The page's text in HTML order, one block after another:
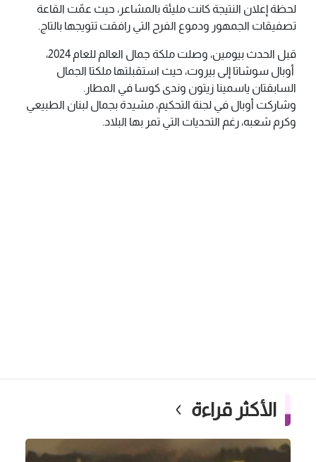
لحظة إعلان النتيجة كانت مليئة بالمشاعر، حيث عمّت القاعة
تصفيقات الجمهور ودموع الفرح التي رافقت تتويجها بالتاج.
قبل الحدث بيومين، وصلت ملكة جمال العالم للعام 2024،
أوبال سوشاتا إلى بيروت، حيث استقبلتها ملكتا الجمال
السابقتان ياسمينا زيتون وندى كوسا في المطار.
وشاركت أوبال في لجنة التحكيم، مشيدة بجمال لبنان الطبيعي
وكرم شعبه، رغم التحديات التي تمر بها البلاد.
الأكثر قراءة